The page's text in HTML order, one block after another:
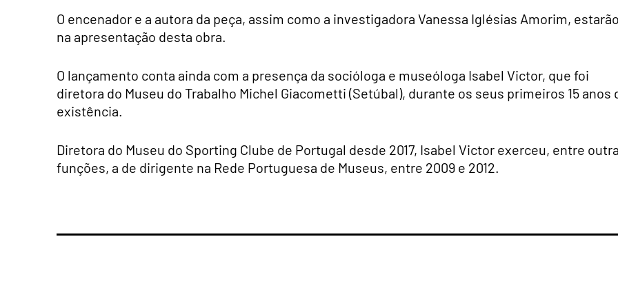
O encenador e a autora da peça, assim como a investigadora Vanessa Iglésias Amorim,
na apresentação desta obra.
O lançamento conta ainda com a presença da socióloga e museóloga Isabel Victor, que foi
diretora do Museu do Trabalho Michel Giacometti (Setúbal), durante os seus primeiros 15 anos
existência.
Diretora do Museu do Sporting Clube de Portugal desde 2017, Isabel Victor exerceu, entre
funções, a de dirigente na Rede Portuguesa de Museus, entre 2009 e 2012.